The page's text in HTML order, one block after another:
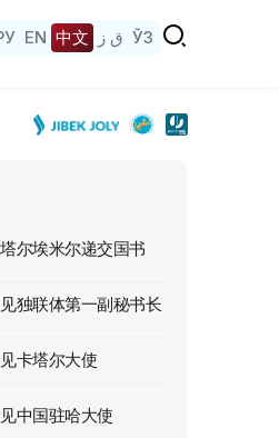
EN 中文 ق ز ЎЗ
尔埃米尔递交国书
独联体第一副秘书长
卡塔尔大使
中国驻哈大使